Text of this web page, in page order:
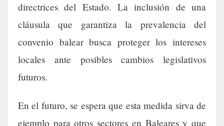
directrices del Estado. La inclusión de una
cláusula que garantiza la prevalencia del
convenio balear busca proteger los intereses
locales ante posibles cambios legislativos
futuros.
En el futuro, se espera que esta medida sirva de
ejemplo para otros sectores en Baleares y que